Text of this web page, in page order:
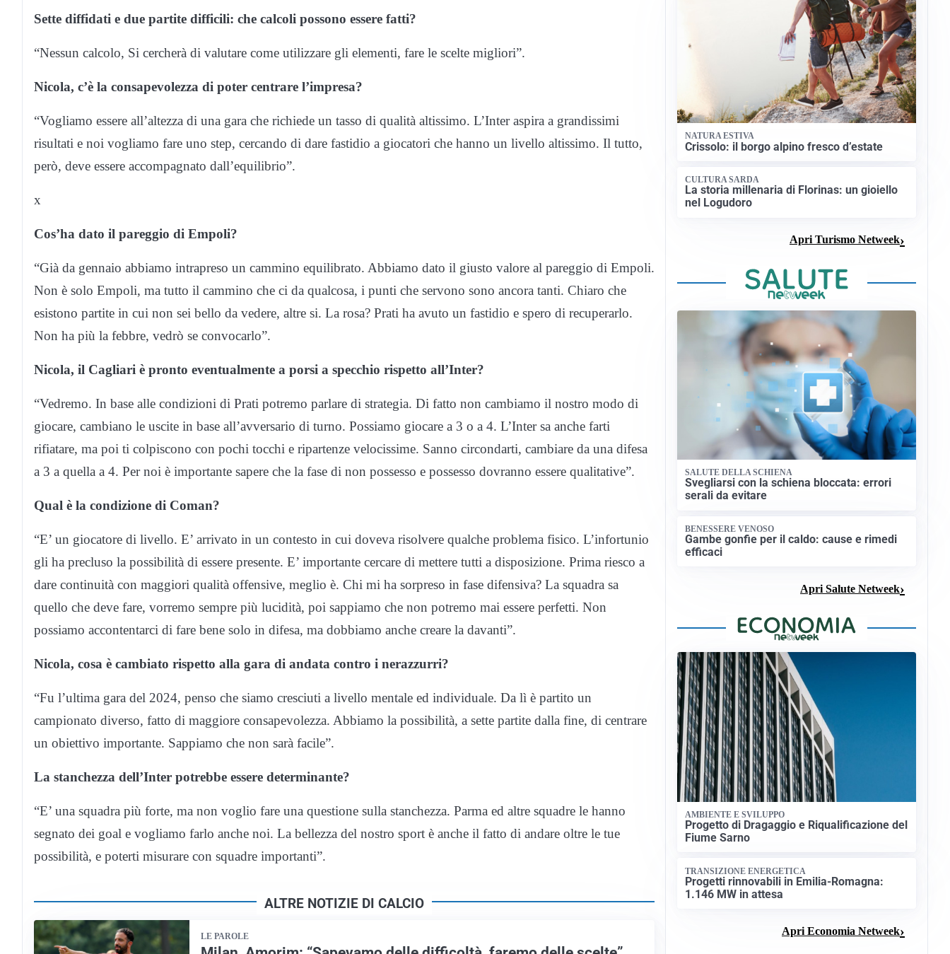
Sette diffidati e due partite difficili: che calcoli possono essere fatti?
“Nessun calcolo, Si cercherà di valutare come utilizzare gli elementi, fare le scelte migliori”.
Nicola, c’è la consapevolezza di poter centrare l’impresa?
“Vogliamo essere all’altezza di una gara che richiede un tasso di qualità altissimo. L’Inter aspira a grandissimi
risultati e noi vogliamo fare uno step, cercando di dare fastidio a giocatori che hanno un livello altissimo. Il tutto,
però, deve essere accompagnato dall’equilibrio”.
x
Cos’ha dato il pareggio di Empoli?
“Già da gennaio abbiamo intrapreso un cammino equilibrato. Abbiamo dato il giusto valore al pareggio di Empoli.
Non è solo Empoli, ma tutto il cammino che ci da qualcosa, i punti che servono sono ancora tanti. Chiaro che
esistono partite in cui non sei bello da vedere, altre si. La rosa? Prati ha avuto un fastidio e spero di recuperarlo.
Non ha più la febbre, vedrò se convocarlo”.
Nicola, il Cagliari è pronto eventualmente a porsi a specchio rispetto all’Inter?
“Vedremo. In base alle condizioni di Prati potremo parlare di strategia. Di fatto non cambiamo il nostro modo di
giocare, cambiano le uscite in base all’avversario di turno. Possiamo giocare a 3 o a 4. L’Inter sa anche farti
rifiatare, ma poi ti colpiscono con pochi tocchi e ripartenze velocissime. Sanno circondarti, cambiare da una difesa
a 3 a quella a 4. Per noi è importante sapere che la fase di non possesso e possesso dovranno essere qualitative”.
Qual è la condizione di Coman?
“E’ un giocatore di livello. E’ arrivato in un contesto in cui doveva risolvere qualche problema fisico. L’infortunio
gli ha precluso la possibilità di essere presente. E’ importante cercare di mettere tutti a disposizione. Prima riesco a
dare continuità con maggiori qualità offensive, meglio è. Chi mi ha sorpreso in fase difensiva? La squadra sa
quello che deve fare, vorremo sempre più lucidità, poi sappiamo che non potremo mai essere perfetti. Non
possiamo accontentarci di fare bene solo in difesa, ma dobbiamo anche creare la davanti”.
Nicola, cosa è cambiato rispetto alla gara di andata contro i nerazzurri?
“Fu l’ultima gara del 2024, penso che siamo cresciuti a livello mentale ed individuale. Da lì è partito un
campionato diverso, fatto di maggiore consapevolezza. Abbiamo la possibilità, a sette partite dalla fine, di centrare
un obiettivo importante. Sappiamo che non sarà facile”.
La stanchezza dell’Inter potrebbe essere determinante?
“E’ una squadra più forte, ma non voglio fare una questione sulla stanchezza. Parma ed altre squadre le hanno
segnato dei goal e vogliamo farlo anche noi. La bellezza del nostro sport è anche il fatto di andare oltre le tue
possibilità, e poterti misurare con squadre importanti”.
ALTRE NOTIZIE DI CALCIO
LE PAROLE
NATURA ESTIVA
Crissolo: il borgo alpino fresco d’estate
CULTURA SARDA
La storia millenaria di Florinas: un gioiello
nel Logudoro
Apri Turismo Netweek
SALUTE DELLA SCHIENA
Svegliarsi con la schiena bloccata: errori
serali da evitare
BENESSERE VENOSO
Gambe gonfie per il caldo: cause e rimedi
efficaci
Apri Salute Netweek
AMBIENTE E SVILUPPO
Progetto di Dragaggio e Riqualificazione del
Fiume Sarno
TRANSIZIONE ENERGETICA
Progetti rinnovabili in Emilia-Romagna:
1.146 MW in attesa
Apri Economia Netweek